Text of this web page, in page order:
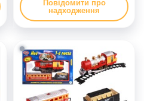
Повідомити про
надходження